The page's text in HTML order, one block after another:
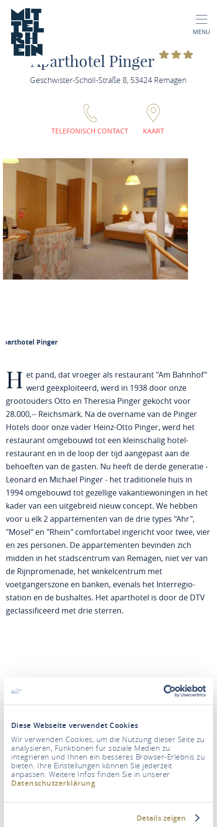
Diese Webseite verwendet Cookies
Wir verwenden Cookies, um die Nutzung dieser Seite zu
analysieren, Funktionen für soziale Medien zu
integrieren und Ihnen ein besseres Browser-Erlebnis zu
bieten. Ihre Einstellungen können Sie jederzeit
anpassen. Weitere Infos finden Sie in unserer
Datenschutzerklärung
Details zeigen
MENU
Aparthotel Pinger
Geschwister-Scholl-Straße 8, 53424 Remagen
TELEFONISCH CONTACT KAART
Pinger
H et pand, dat vroeger als restaurant "Am Bahnhof"
werd geëxploiteerd, werd in 1938 door onze
grootouders Otto en Theresia Pinger gekocht voor
28.000,-- Reichsmark. Na de overname van de Pinger
Hotels door onze vader Heinz-Otto Pinger, werd het
restaurant omgebouwd tot een kleinschalig hotel-
restaurant en in de loop der tijd aangepast aan de
behoeften van de gasten. Nu heeft de derde generatie -
Leonard en Michael Pinger - het traditionele huis in
1994 omgebouwd tot gezellige vakantiewoningen in het
kader van een uitgebreid nieuw concept. We hebben
voor u elk 2 appartementen van de drie types "Ahr",
"Mosel" en "Rhein" comfortabel ingericht voor twee, vier
en zes personen. De appartementen bevinden zich
midden in het stadscentrum van Remagen, niet ver van
de Rijnpromenade, het winkelcentrum met
voetgangerszone en banken, evenals het Interregio-
station en de bushaltes. Het aparthotel is door de DTV
geclassificeerd met drie sterren.
Periode
Personen
ACCOMMODATIE ZOEKEN